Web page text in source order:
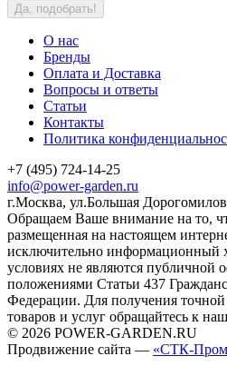
Да, подобрать!
О нас
Бренды
Оплата и Доставка
Вопросы и ответы
Статьи
Контакты
Политика
+7 (495) 724-14-25
info@power-garden.ru
г.Москва, ул.Большая
Обращаем Ваше внимание на то,
размещенная на настоящем
исключительно информационный
условиях не являются публичной
положениями Статьи 437
Федерации. Для получения
товаров и услуг обращайтесь к
© 2026 POWER-GARDEN.RU
Продвижение сайта — «СТК-